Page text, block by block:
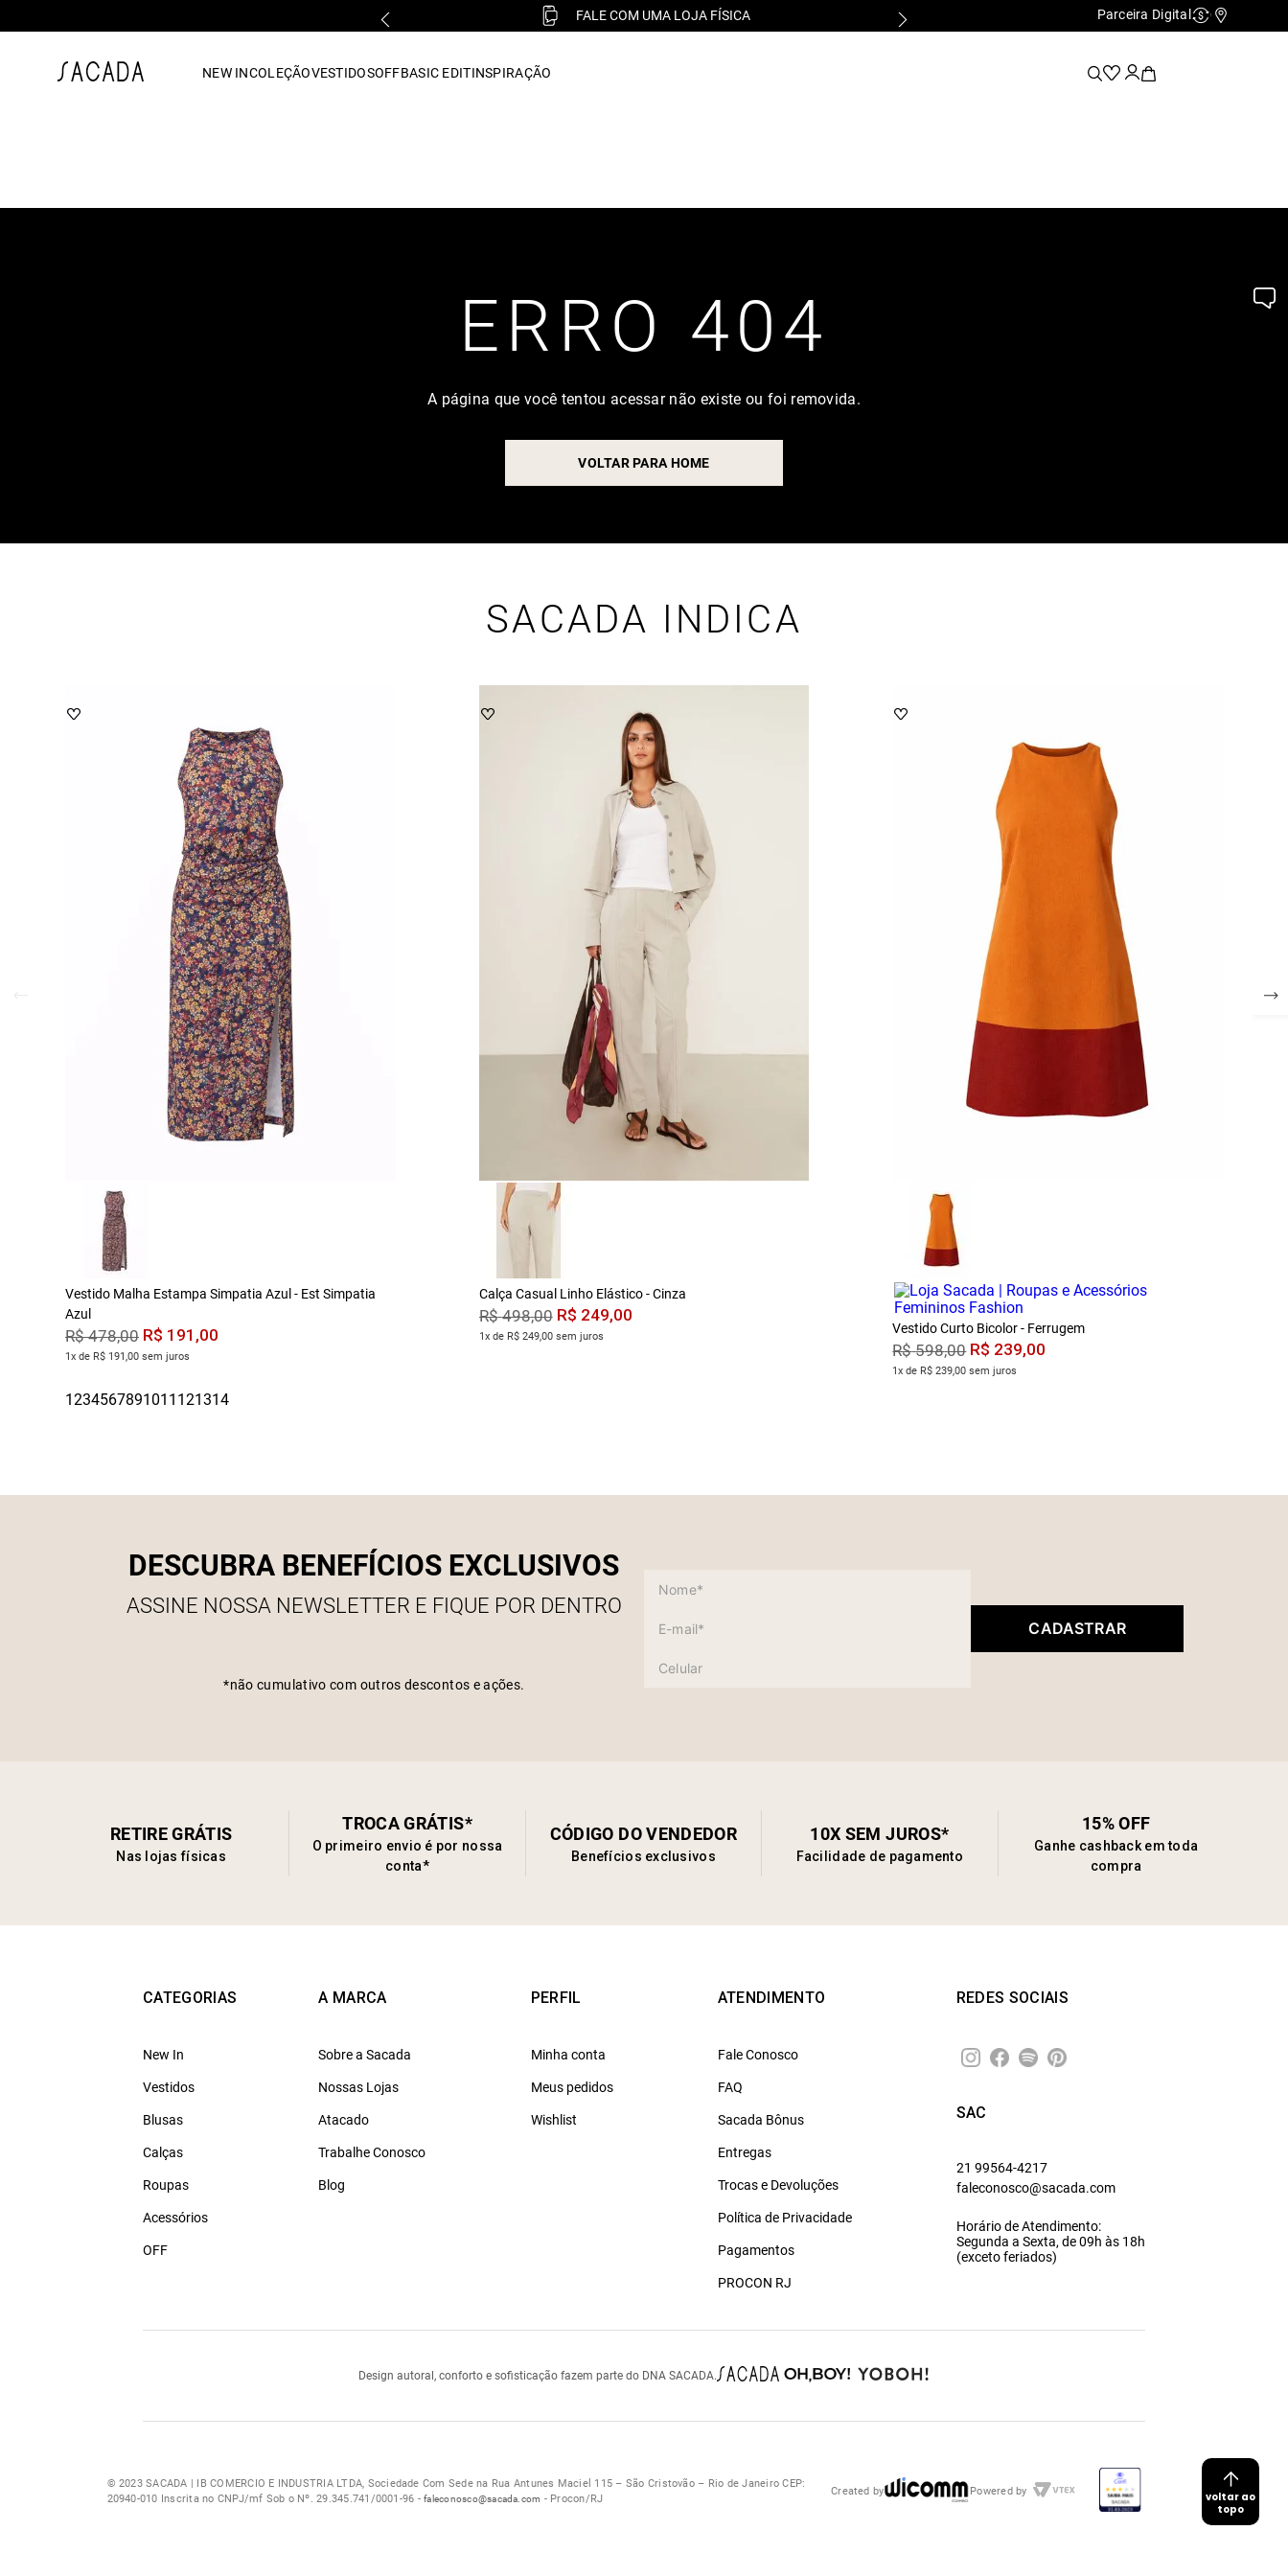
FALE COM UMA LOJA FÍSICA Parceira Digital Cashback
NEW INCOLEÇÃOVESTIDOSOFFBASIC EDITINSPIRAÇÃO
ERRO 404
A página que você tentou acessar não existe ou foi removida.
VOLTAR PARA HOME
SACADA INDICA
Vestido Malha Estampa Simpatia Azul - Est Simpatia
Azul
R$ 478,00 R$ 191 ,00
1x de R$ 191,00 sem juros
Calça Casual Linho Elástico - Cinza
R$ 498,00 R$ 249,00
1x de R$ 249,00 sem juros
Vestido Curto Bicolor - Ferrugem
R$ 598,00 R$ 239,00
1x de R$ 239,00 sem juros
voltar ao
topo
DESCUBRA BENEFÍCIOS EXCLUSIVOS
ASSINE NOSSA NEWSLETTER E FIQUE POR DENTRO
*não cumulativo com outros descontos e ações.
CADASTRAR
RETIRE GRÁTIS
Nas lojas físicas
TROCA GRÁTIS*
O primeiro envio é por nossa
conta*
CÓDIGO DO VENDEDOR
Benefícios exclusivos
10X SEM JUROS*
Facilidade de pagamento
15% OFF
Ganhe cashback em toda
compra
CATEGORIAS
New In
Vestidos
Blusas
Calças
Roupas
Acessórios
OFF
A MARCA
Sobre a Sacada
Nossas Lojas
Atacado
Trabalhe Conosco
Blog
PERFIL
Minha conta
Meus pedidos
Wishlist
ATENDIMENTO
Fale Conosco
FAQ
Sacada Bônus
Entregas
Trocas e Devoluções
Política de Privacidade
Pagamentos
PROCON RJ
REDES SOCIAIS
SAC
21 99564-4217
faleconosco@sacada.com
Horário de Atendimento:
Segunda a Sexta, de 09h às 18h
(exceto feriados)
Design autoral, conforto e sofisticação fazem parte do DNA SACADA.
© 2023 SACADA | IB COMERCIO E INDUSTRIA LTDA, Sociedade Com Sede na Rua Antunes Maciel 115 – São Cristovão – Rio de Janeiro CEP:
20940-010 Inscrita no CNPJ/mf Sob o Nº. 29.345.741/0001-96 -faleconosco@sacada.com - Procon/RJ
Created by Powered by
vestido midi
7º macacão